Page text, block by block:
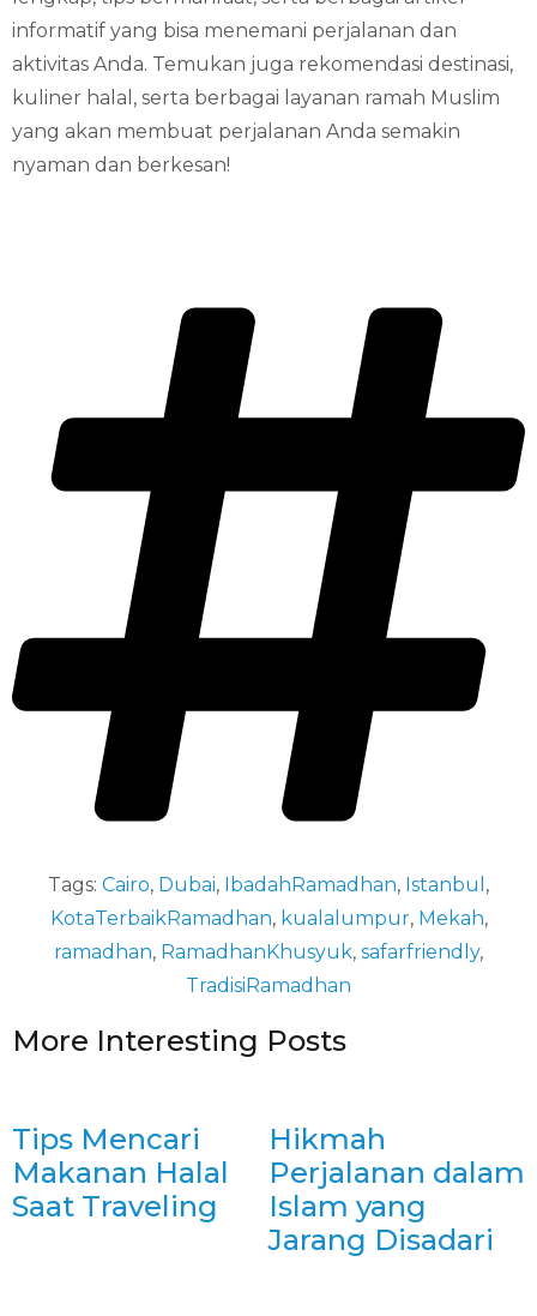
informatif yang bisa menemani perjalanan dan
aktivitas Anda. Temukan juga rekomendasi destinasi,
kuliner halal, serta berbagai layanan ramah Muslim
yang akan membuat perjalanan Anda semakin
nyaman dan berkesan!
Tags: Cairo, Dubai, IbadahRamadhan, Istanbul ,
KotaTerbaikRamadhan, kualalumpur, Mekah,
ramadhan, RamadhanKhusyuk, safarfriendly,
TradisiRamadhan
More Interesting Posts
Tips Mencari
Makanan Halal
Saat Traveling
Hikmah
Perjalanan dalam
Islam yang
Jarang Disadari